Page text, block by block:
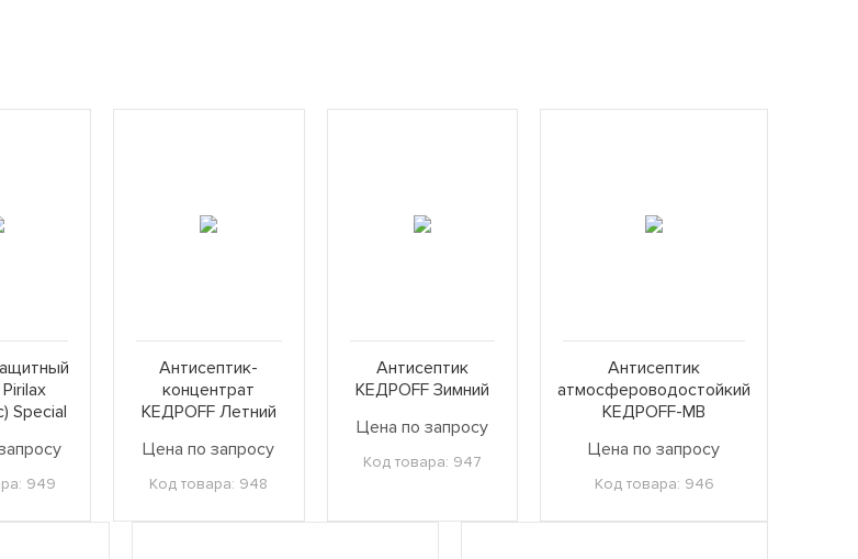
Special
949
Антисептик-
концентрат
КЕДРОFF Летний
Цена по запросу
Код товара: 948
Антисептик
КЕДРОFF Зимний
Цена по запросу
Код товара: 947
Антисептик
атмосфероводостойкий
КЕДРОFF-МВ
Цена по запросу
Код товара: 946